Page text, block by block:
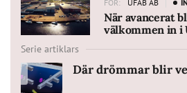
FÖR:
UFAB AB
När avancerat
välkommen in i
Serie artiklars
Där drömmar blir